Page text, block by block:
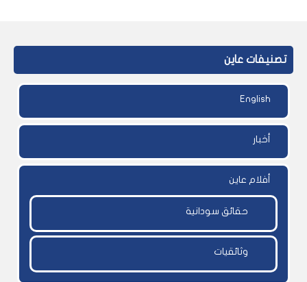
تصنيفات عاين
English
أخبار
أفلام عاين
حقائق سودانية
وثائقيات